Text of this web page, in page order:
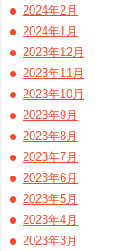
2024年2月
2024年1月
2023年12月
2023年11月
2023年10月
2023年9月
2023年8月
2023年7月
2023年6月
2023年5月
2023年4月
2023年3月